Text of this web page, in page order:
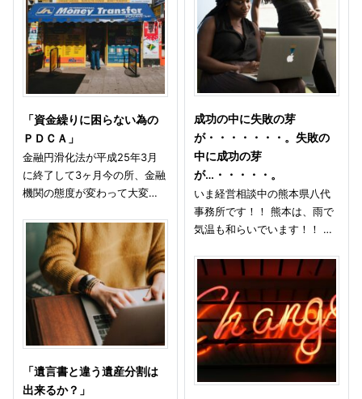
「資金繰りに困らない為の
ＰＤＣＡ」
金融円滑化法が平成25年3月
に終了して3ヶ月今の所、金融
機関の態度が変わって大変…
「遺言書と違う遺産分割は
出来るか？」
成功の中に失敗の芽
が・・・・・・・。失敗の
中に成功の芽
が…・・・・・。
いま経営相談中の熊本県八代
事務所です！！ 熊本は、雨で
気温も和らいでいます！！ …